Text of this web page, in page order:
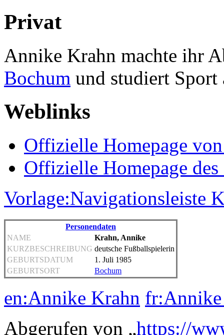
Privat
Annike Krahn machte ihr
Bochum und studiert
Weblinks
Offizielle Homepage
Offizielle Homepage
Vorlage:Navigationsleiste
Personendaten
NAME
Krahn, Annike
KURZBESCHREIBUNG deutsche Fußballspielerin
GEBURTSDATUM
1. Juli 1985
GEBURTSORT
Bochum
en:Annike Krahn
Abgerufen von „https://